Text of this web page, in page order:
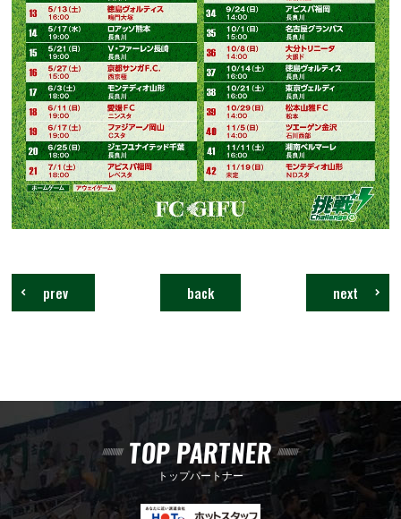
next
back
prev
TOP PARTNER
トップパートナー